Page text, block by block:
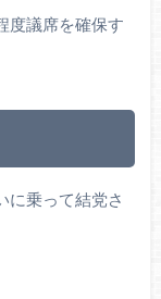
度議席を確保す
に乗って結党さ